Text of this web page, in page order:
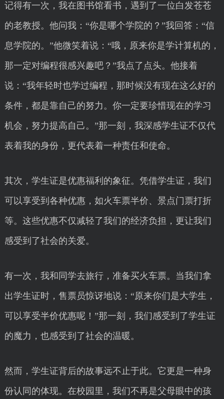
记得有一次，我在图书馆看书，遇到了一位白发苍苍
的老教授。他问我：“你是哪个学院的？”我回答：“信
息学院的。”他微笑着说：“哦，原来你是学计算机的，
那一定对编程很感兴趣吧？”我点了点头。他接着
说：“我年轻时也学过编程，那时候没有现在这么好的
条件，都是靠自己的努力。你一定要珍惜现在的学习
机会，努力提高自己。”那一刻，我深感学生证不仅代
表着我的身份，更代表着一种责任和使命。
其次，学生证是优惠福利的象征。凭借学生证，我们
可以享受到各种优惠，如火车票半价、景点门票打折
等。这些优惠不仅减轻了我们的经济负担，更让我们
感受到了社会的关爱。
有一次，我和同学去旅行，准备买火车票。当我们拿
出学生证时，售票员惊讶地说：“原来你们是大学生，
可以享受半价优惠呢！”那一刻，我们感受到了学生证
的魔力，也感受到了社会的温暖。
然而，学生证背后的故事远不止于此。它更是一种身
份认同的体现。在校园里，我们不再是父母眼中的孩